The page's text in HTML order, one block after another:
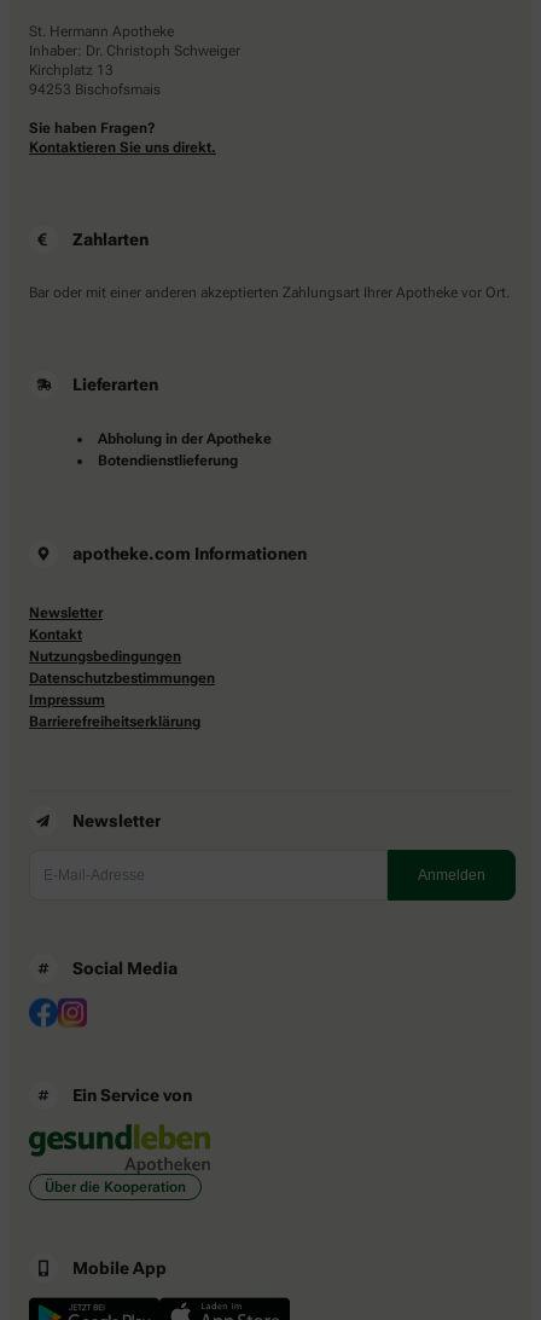
St. Hermann Apotheke
Inhaber: Dr. Christoph Schweiger
Kirchplatz 13
94253 Bischofsmais
Sie haben Fragen?
Kontaktieren Sie uns direkt.
Zahlarten
Bar oder mit einer anderen akzeptierten Zahlungsart Ihrer Apotheke vor Ort.
Lieferarten
Abholung in der Apotheke
Botendienstlieferung
apotheke.com Informationen
Newsletter
Kontakt
Nutzungsbedingungen
Datenschutzbestimmungen
Impressum
Barrierefreiheitserklärung
Newsletter
Social Media
Ein Service von
Über die Kooperation
Mobile App